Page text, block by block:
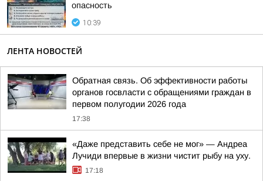
опасность
10:39
ЛЕНТА НОВОСТЕЙ
Обратная связь. Об эффективности работы
органов госвласти с обращениями граждан в
первом полугодии 2026 года
17:38
«Даже представить себе не мог» — Андреа
Лучиди впервые в жизни чистит рыбу на уху.
17:18